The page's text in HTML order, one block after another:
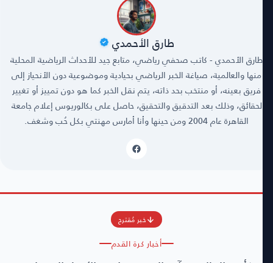
طارق الأحمدي
طارق الأحمدي - كاتب صحفي رياضي، متابع جيد للأحداث الرياضية المحلية
منها والعالمية، صياغة الخبر الرياضي بحيادية وموضوعية دون الأنحياز إلى
فريق بعينه، أو منتخب بحد ذاته، يتم نقل الخبر كما هو دون تمييز أو تغيير
لحقائق، وذلك بعد التدقيق والتحقيق، حاصل على بكالوريوس إعلام جامعة
القاهرة عام 2004 ومن حينها وأنا أمارس مهنتي بكل حُب وشغف.
خبر مُقترح
أخبار كرة القدم